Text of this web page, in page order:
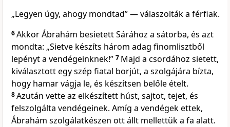
„Legyen úgy, ahogy mondtad” — válaszolták a férfiak.
6Akkor Ábrahám besietett Sárához a sátorba, és azt
mondta: „Sietve készíts három adag finomlisztből
lepényt a vendégeinknek!” 7 Majd a csordához sietett,
kiválasztott egy szép fiatal borjút, a szolgájára bízta,
hogy hamar vágja le, és készítsen belőle ételt.
8Azután vette az elkészített húst, sajtot, tejet, és
felszolgálta vendégeinek. Amíg a vendégek ettek,
Ábrahám szolgálatkészen ott állt mellettük a fa alatt.